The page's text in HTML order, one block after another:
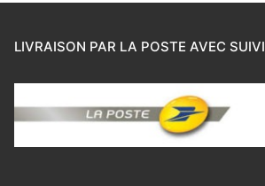
LIVRAISON PAR LA POSTE AVEC SUIVI